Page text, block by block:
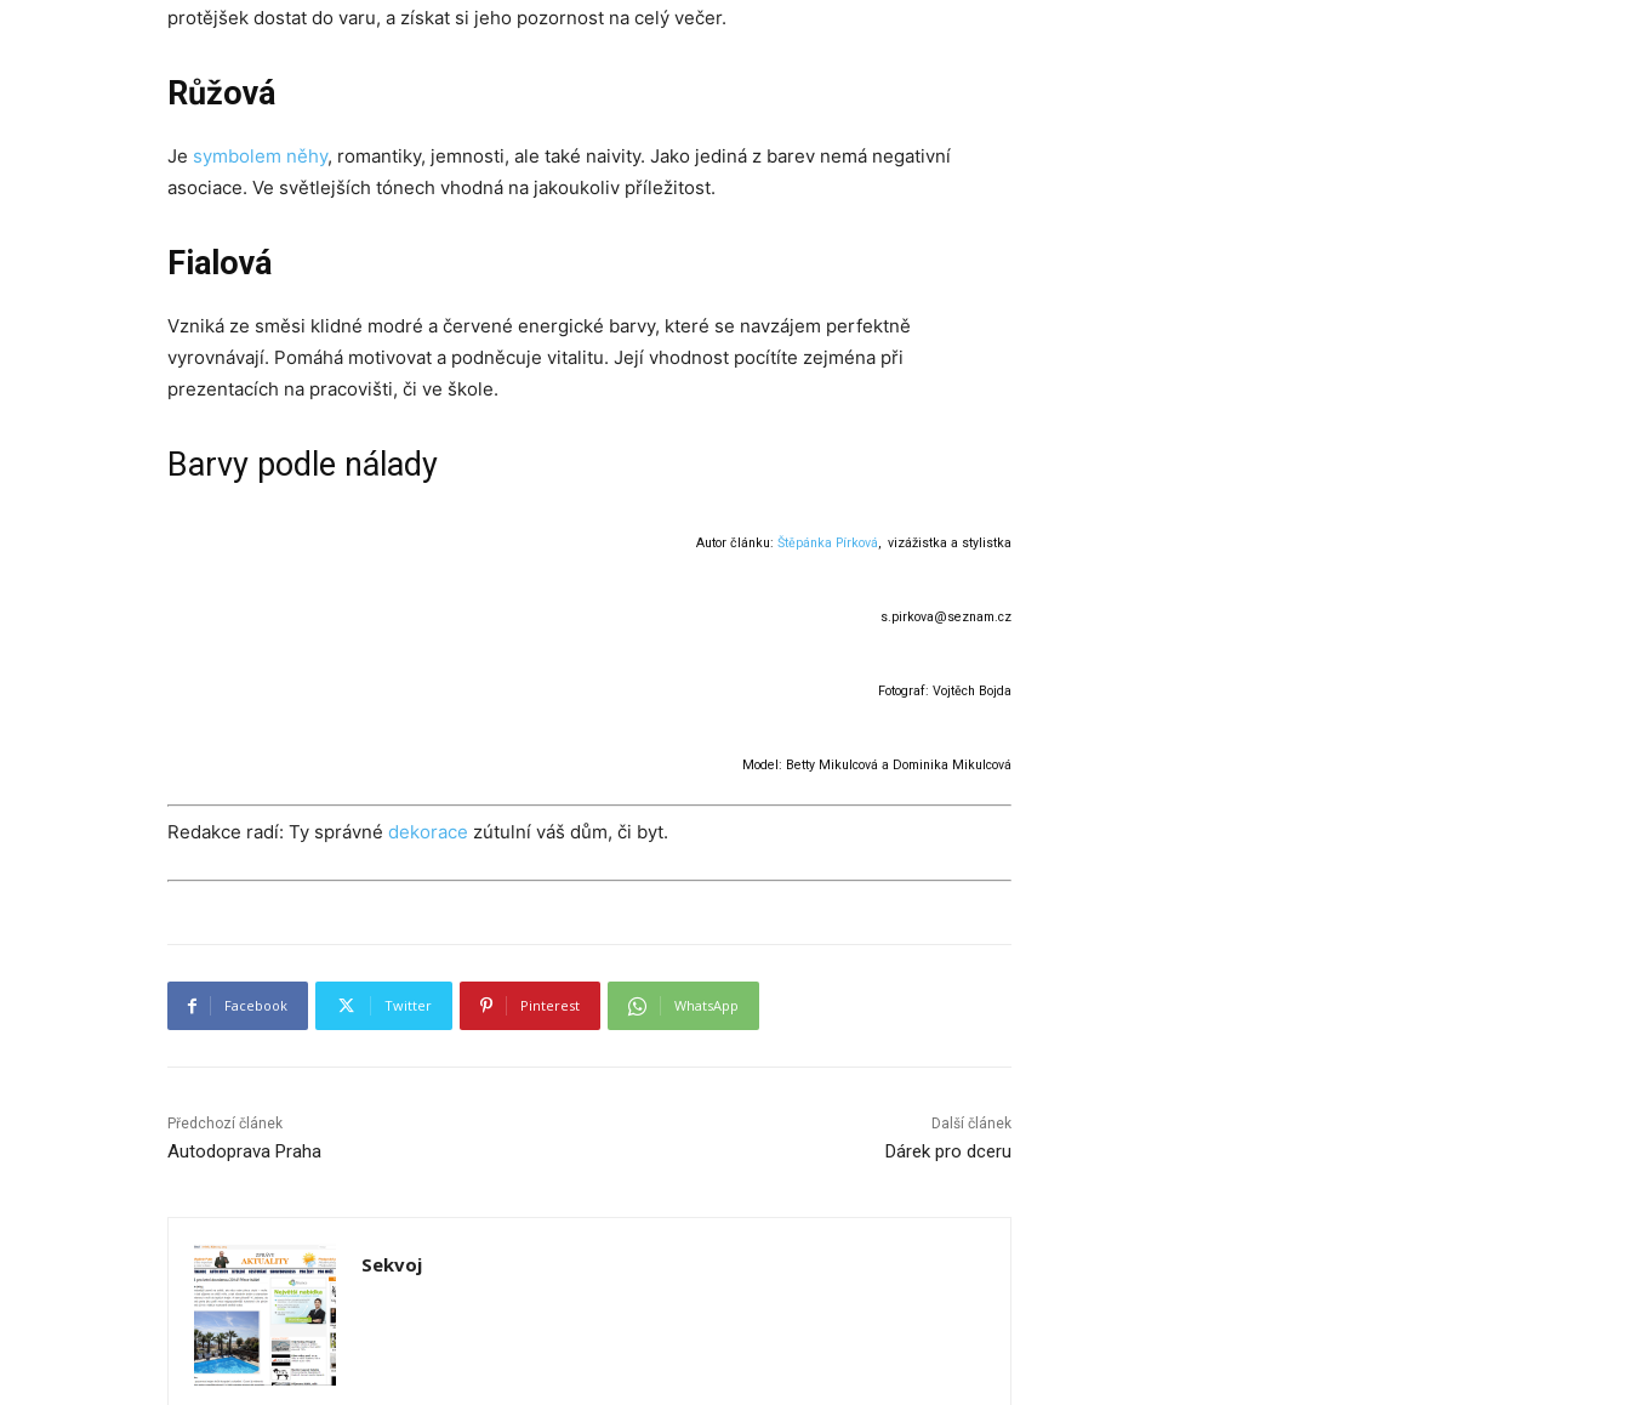
protějšek dostat do varu, a získat si jeho pozornost na celý večer.
Růžová
Je symbolem něhy, romantiky, jemnosti, ale také naivity. Jako jediná z barev nemá negativní
asociace. Ve světlejších tónech vhodná na jakoukoliv příležitost.
Fialová
Vzniká ze směsi klidné modré a červené energické barvy, které se navzájem perfektně
vyrovnávají. Pomáhá motivovat a podněcuje vitalitu. Její vhodnost pocítíte zejména při
prezentacích na pracovišti, či ve škole.
Barvy podle nálady
Autor článku: Štěpánka Pírková, vizážistka a stylistka
s.pirkova@seznam.cz
Fotograf: Vojtěch Bojda
Model: Betty Mikulcová a Dominika Mikulcová
Redakce radí: Ty správné dekorace zútulní váš dům, či byt.
Facebook Twitter Pinterest WhatsApp
Předchozí článek
Autodoprava Praha
Další článek
Dárek pro dceru
Sekvoj